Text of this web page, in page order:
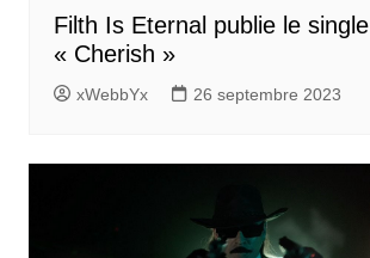
Filth Is Eternal publie le single
« Cherish »
xWebbYx 26 septembre 2023